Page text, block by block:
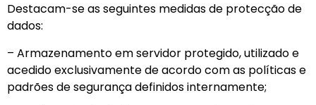
Destacam-se as seguintes medidas de protecção de
dados:
– Armazenamento em servidor protegido, utilizado e
acedido exclusivamente de acordo com as políticas e
padrões de segurança definidos internamente;